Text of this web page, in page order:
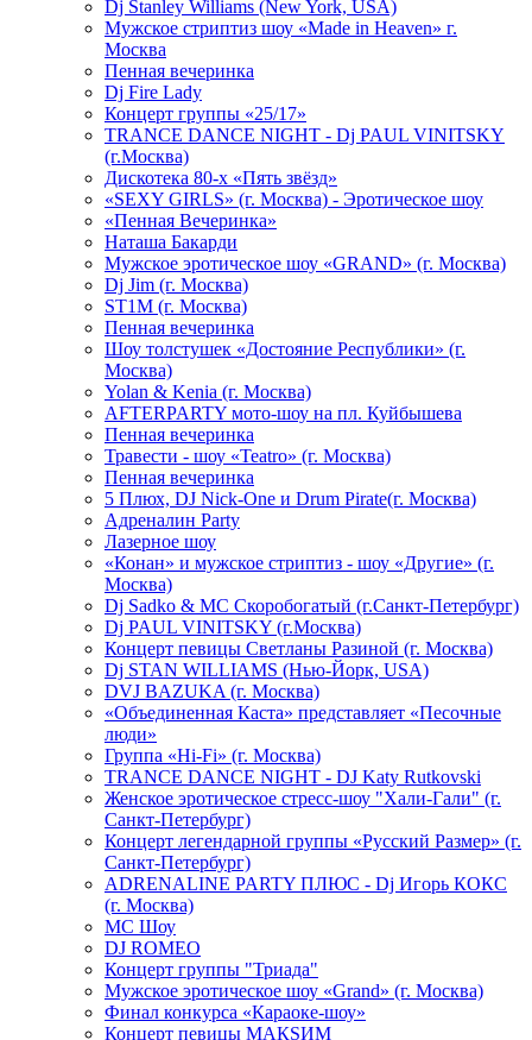
Dj Stanley Williams (New York, USA)
Мужское стриптиз шоу «Made in Heaven» г.
Москва
Пенная вечеринка
Dj Fire Lady
Концерт группы «25/17»
TRANCE DANCE NIGHT - Dj PAUL VINITSKY
(г.Москва)
Дискотека 80-х «Пять звёзд»
«SEXY GIRLS» (г. Москва) - Эротическое шоу
«Пенная Вечеринка»
Hаташа Бакарди
Мужское эротическое шоу «GRAND» (г. Москва)
Dj Jim (г. Москва)
ST1M (г. Москва)
Пенная вечеринка
Шоу толстушек «Достояние Республики» (г.
Москва)
Yolan & Kenia (г. Москва)
AFTERPARTY мото-шоу на пл. Куйбышева
Пенная вечеринка
Травести - шоу «Teatro» (г. Москва)
Пенная вечеринка
5 Плюх, DJ Nick-One и Drum Pirate(г. Москва)
Адреналин Party
Лазерное шоу
«Конан» и мужское стриптиз - шоу «Другие» (г.
Москва)
Dj Sadko & МС Скоробогатый (г.Санкт-Петербург)
Dj PAUL VINITSKY (г.Москва)
Концерт певицы Светланы Разиной (г. Москва)
Dj STAN WILLIAMS (Нью-Йорк, USA)
DVJ BAZUKA (г. Москва)
«Объединенная Каста» представляет «Песочные
люди»
Группа «Hi-Fi» (г. Москва)
TRANCE DANCE NIGHT - DJ Katy Rutkovski
Женское эротическое стресс-шоу "Хали-Гали" (г.
Санкт-Петербург)
Концерт легендарной группы «Русский Размер» (г.
Санкт-Петербург)
ADRENALINE PARTY ПЛЮС - Dj Игорь КОКС
(г. Москва)
MC Шоу
DJ ROMEO
Концерт группы "Триада"
Мужское эротическое шоу «Grand» (г. Москва)
Финал конкурса «Караоке-шоу»
Концерт певицы МАКSИМ